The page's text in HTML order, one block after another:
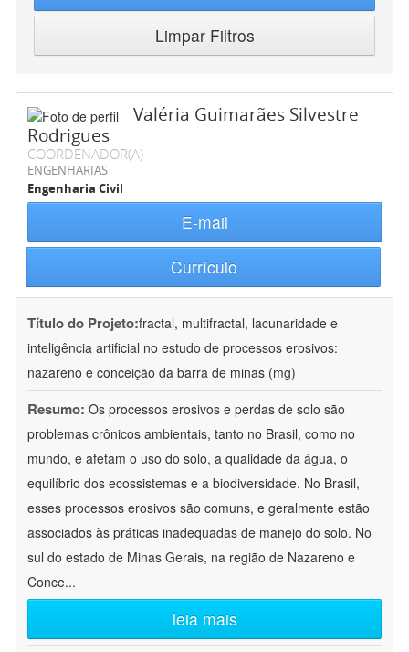
Limpar Filtros
Valéria Guimarães Silvestre
Rodrigues
COORDENADOR(A)
ENGENHARIAS
Engenharia Civil
E-mail
Currículo
Título do Projeto:fractal, multifractal, lacunaridade e
inteligência artificial no estudo de processos erosivos:
nazareno e conceição da barra de minas (mg)
Resumo: Os processos erosivos e perdas de solo são
problemas crônicos ambientais, tanto no Brasil, como no
mundo, e afetam o uso do solo, a qualidade da água, o
equilíbrio dos ecossistemas e a biodiversidade. No Brasil,
esses processos erosivos são comuns, e geralmente estão
associados às práticas inadequadas de manejo do solo. No
sul do estado de Minas Gerais, na região de Nazareno e
Conce...
leia mais